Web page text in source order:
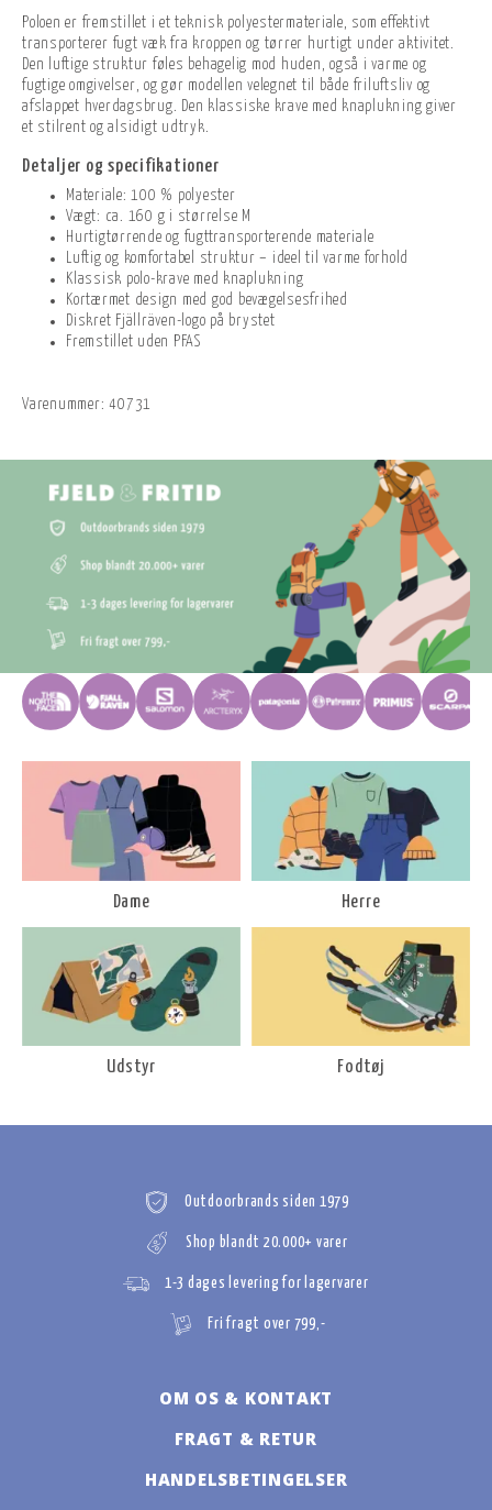
Poloen er fremstillet i et teknisk polyestermateriale, som effektivt
transporterer fugt væk fra kroppen og tørrer hurtigt under aktivitet.
Den luftige struktur føles behagelig mod huden, også i varme og
fugtige omgivelser, og gør modellen velegnet til både friluftsliv og
afslappet hverdagsbrug. Den klassiske krave med knaplukning giver
et stilrent og alsidigt udtryk.
Detaljer og specifikationer
Materiale: 100 % polyester
Vægt: ca. 160 g i størrelse M
Hurtigtørrende og fugttransporterende materiale
Luftig og komfortabel struktur – ideel til varme forhold
Klassisk polo-krave med knaplukning
Kortærmet design med god bevægelsesfrihed
Diskret Fjällräven-logo på brystet
Fremstillet uden PFAS
Varenummer: 40731
Dame Herre
Udstyr Fodtøj
Outdoorbrands siden 1979
Shop blandt 20.000+ varer
1-3 dages levering for lagervarer
Fri fragt over 799,-
OM OS & KONTAKT
FRAGT & RETUR
HANDELSBETINGELSER